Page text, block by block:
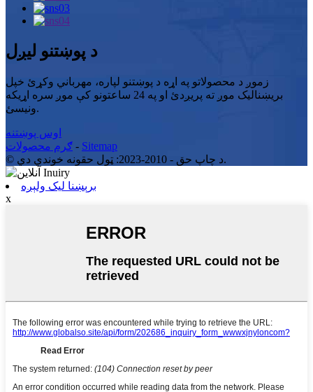
د پوښتنو لیږل
زموږ د محصولاتو په اړه د پوښتنو لپاره، مهرباني وکړئ خپل
بریښنالیک موږ ته پریږدئ او په 24 ساعتونو کې موږ سره اړیکه
ونیسئ.
اوس پوښتنه
ګرم محصولات - Sitemap
© د چاپ حق - 2010-2023: ټول حقونه خوندي دي.
برېښنا لیک ولېږه
x